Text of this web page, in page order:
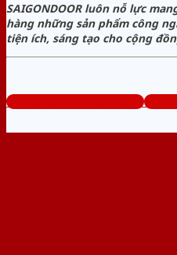
SAIGONDOOR luôn nỗ lực
hàng những sản phẩm công
tiện ích, sáng tạo cho cộng
www.baogiacuanhom.com Tổng